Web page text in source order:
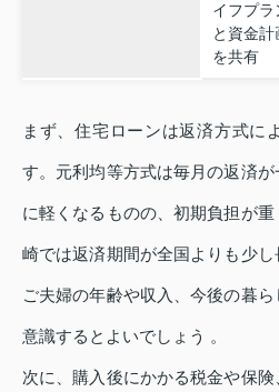
イフプラ
と資金計
を共有
まず、住宅ローンは返済方式に
す。元利均等方式は毎月の返済
に軽くなるものの、初期負担が
崎では返済期間が全国よりも少し
ご夫婦の年齢や収入、今後の暮
意識するとよいでしょう 。
次に、購入後にかかる税金や保